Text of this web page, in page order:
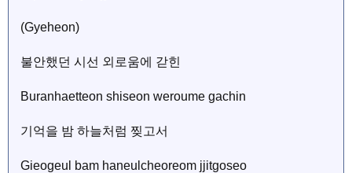
(Gyeheon)
불안했던 시선 외로움에 갇힌
Buranhaetteon shiseon weroume gachin
기억을 밤 하늘처럼 찢고서
Gieogeul bam haneulcheoreom jjitgoseo